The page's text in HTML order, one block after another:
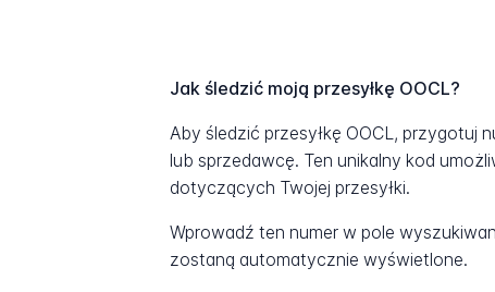
Jak śledzić moją przesyłkę OOCL?
Aby śledzić przesyłkę OOCL, przygotuj
lub sprzedawcę. Ten unikalny kod
dotyczących Twojej przesyłki.
Wprowadź ten numer w pole
zostaną automatycznie wyświetlone.